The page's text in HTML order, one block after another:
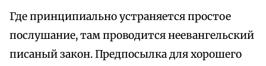
Где принципиально устраняется простое
послушание, там проводится неевангельский
писаный закон. Предпосылка для хорошего